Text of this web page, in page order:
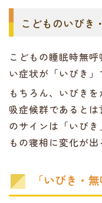
こどものいびき
こどもの睡眠時無
い症状が「いびき」
もちろん、いびき
吸症候群であると
のサインは「いび
もの寝相に変化が出
「いびき・